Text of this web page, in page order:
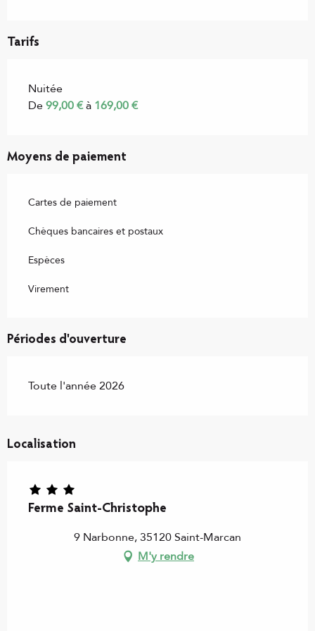
Tarifs
Nuitée
De99,00 €à 169,00 €
Moyens de paiement
Cartes de paiement
Chèques bancaires et postaux
Espèces
Virement
Périodes d'ouverture
Toute l'année 2026
Localisation
Ferme Saint-Christophe
9 Narbonne, 35120 Saint-Marcan
M'y rendre